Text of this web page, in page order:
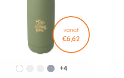
vanaf
€6,62
+4